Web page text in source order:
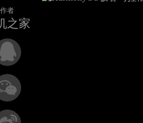
作者
之家